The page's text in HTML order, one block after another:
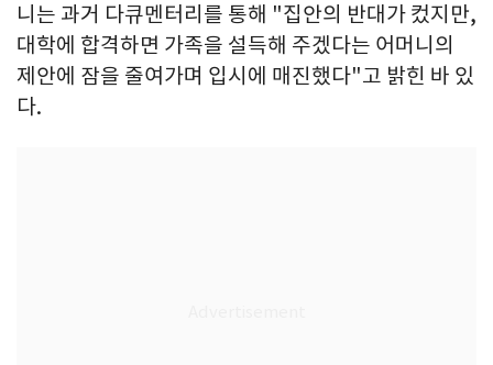
니는 과거 다큐멘터리를 통해 "집안의 반대가 컸지만,
대학에 합격하면 가족을 설득해 주겠다는 어머니의
제안에 잠을 줄여가며 입시에 매진했다"고 밝힌 바 있
다.